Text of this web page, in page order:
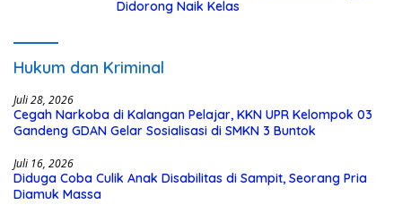
Didorong Naik Kelas
Hukum dan Kriminal
Juli 28, 2026
Cegah Narkoba di Kalangan Pelajar, KKN UPR Kelompok 03
Gandeng GDAN Gelar Sosialisasi di SMKN 3 Buntok
Juli 16, 2026
Diduga Coba Culik Anak Disabilitas di Sampit, Seorang Pria
Diamuk Massa